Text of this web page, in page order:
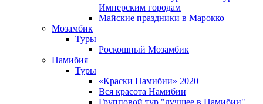
Имперским городам
Майские праздники в Марокко
Мозамбик
Туры
Роскошный Мозамбик
Намибия
Туры
«Краски Намибии» 2020
Вся красота Намибии
Групповой тур "лучшее в Намибии"